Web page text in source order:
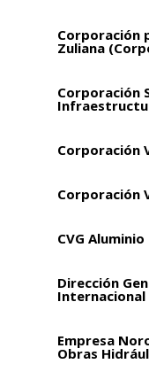
Corporación
Zuliana
Corporación
Corporación
Corporación
CVG Aluminio
Dirección
Empresa
Obras